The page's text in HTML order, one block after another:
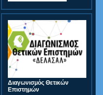
Διαγωνισμός Θετικών
Επιστημών